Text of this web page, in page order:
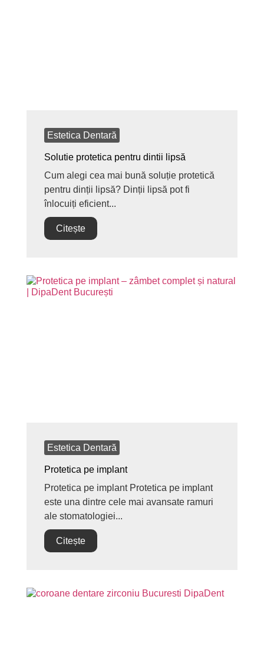
Estetica Dentară
Solutie protetica pentru dintii lipsă
Cum alegi cea mai bună soluție protetică
pentru dinții lipsă? Dinții lipsă pot fi
înlocuiți eficient...
Citește
Estetica Dentară
Protetica pe implant
Protetica pe implant Protetica pe implant
este una dintre cele mai avansate ramuri
ale stomatologiei...
Citește